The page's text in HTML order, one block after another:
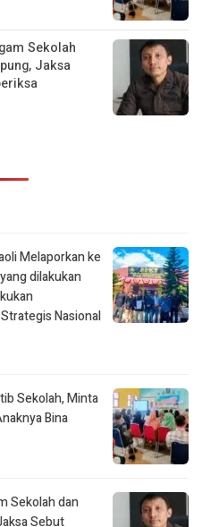
Sekolah
Jaksa
Melaporkan ke
dilakukan
Nasional
Sekolah, Minta
Bina
Sekolah dan
Sebut